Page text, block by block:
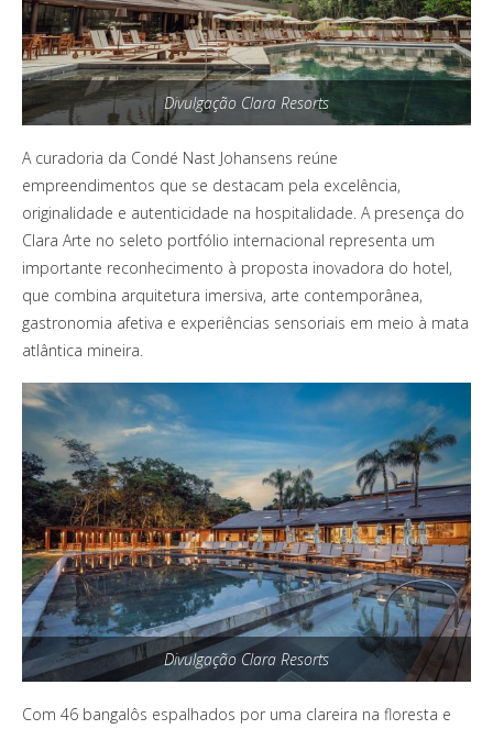
Divulgação Clara Resorts
A curadoria da Condé Nast Johansens reúne
empreendimentos que se destacam pela excelência,
originalidade e autenticidade na hospitalidade. A presença do
Clara Arte no seleto portfólio internacional representa um
importante reconhecimento à proposta inovadora do hotel,
que combina arquitetura imersiva, arte contemporânea,
gastronomia afetiva e experiências sensoriais em meio à mata
atlântica mineira.
Divulgação Clara Resorts
Com 46 bangalôs espalhados por uma clareira na floresta e